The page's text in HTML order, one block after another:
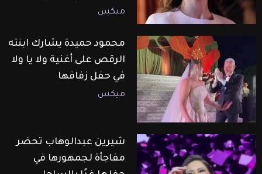
ميكس
محمود حميدة يشارك ابنته
الرقص على أغنية ولا يا ولا
في حفل زفافها
ميكس
شيرين عبدالوهاب تحضر
مفاجأة لجمهورها في